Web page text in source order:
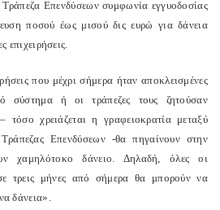
Επενδύσεων συμφωνία εγγυοδοσίας
ποσού έως μισού δις ευρώ για δάνεια
επιχειρήσεις.
που μέχρι σήμερα ήταν αποκλεισμένες
σύστημα ή οι τράπεζες τους ζητούσαν
χρειάζεται η γραφειοκρατία μεταξύ
Επενδύσεων -θα πηγαίνουν στην
χαμηλότοκο δάνειο. Δηλαδή, όλες οι
σε τρεις μήνες από σήμερα θα μπορούν να
δάνεια».